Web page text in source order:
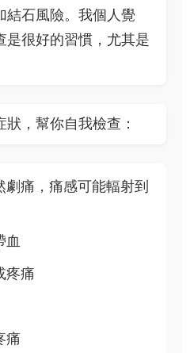
結石風險。我個人覺
是很好的習慣，尤其是
，幫你自我檢查：
痛，痛感可能輻射到
血
疼痛
痛